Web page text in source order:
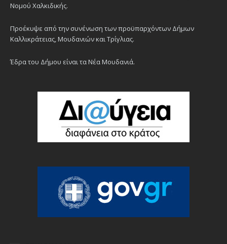
Νομού Χαλκιδικής.
Προέκυψε από την συνένωση των προϋπαρχόντων Δήμων
Καλλικράτειας, Μουδανιών και Τρίγλιας.
Έδρα του Δήμου είναι τα Νέα Μουδανιά.